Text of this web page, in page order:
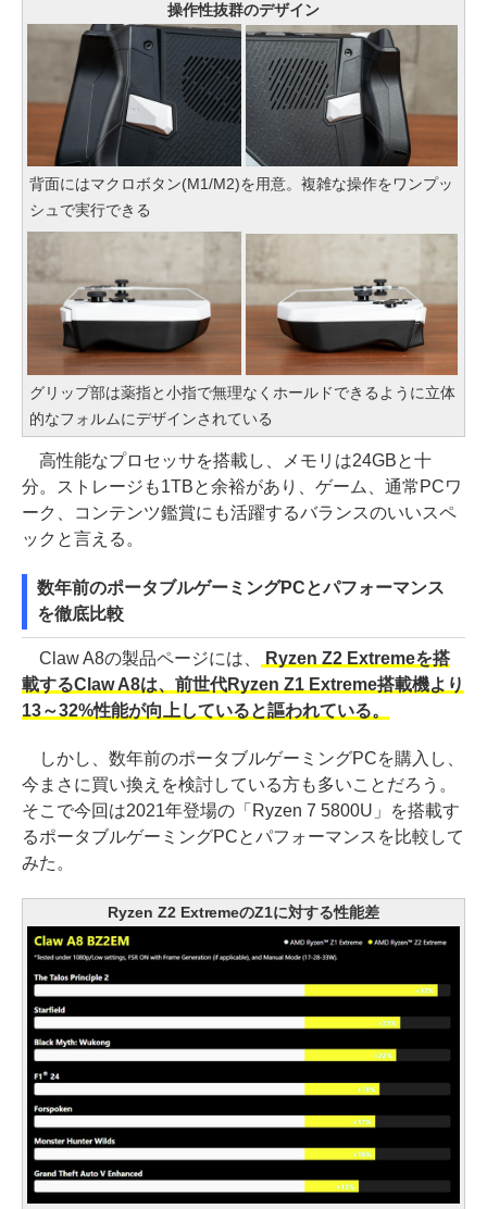
操作性抜群のデザイン
背面にはマクロボタン(M1/M2)を用意。複雑な操作をワンプッ
シュで実行できる
グリップ部は薬指と小指で無理なくホールドできるように立体
的なフォルムにデザインされている
高性能なプロセッサを搭載し、メモリは24GBと十
分。ストレージも1TBと余裕があり、ゲーム、通常PCワ
ーク、コンテンツ鑑賞にも活躍するバランスのいいスペ
ックと言える。
数年前のポータブルゲーミングPCとパフォーマンス
を徹底比較
Claw A8の製品ページには、
Ryzen Z2 Extremeを搭
載するClaw A8は、前世代Ryzen Z1 Extreme搭載機より
13～32%性能が向上していると謳われている。
しかし、数年前のポータブルゲーミングPCを購入し、
今まさに買い換えを検討している方も多いことだろう。
そこで今回は2021年登場の「Ryzen 7 5800U」を搭載す
るポータブルゲーミングPCとパフォーマンスを比較して
みた。
Ryzen Z2 ExtremeのZ1に対する性能差